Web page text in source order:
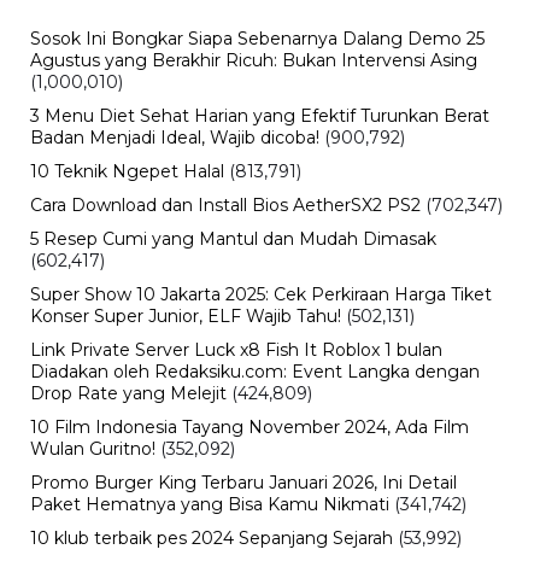
BERITA TERBARU
Viral
Belasan Penumpang, Polisi Tetapkan
Dua Tersangka
Kamis, 6 Agu 2026 - 15:46 WIB
Viral
Sarwendah Disebut Setia Dampingi
Ruben Onsu Saat Kondisi Kritis, Ini
Kabar Terbarunya
Kamis, 6 Agu 2026 - 15:25 WIB
Sejarah
Cara Ikut Upacara Kemerdekaan di
Istana 17 Agustus 2026, Syarat dan
Link Pendaftaran
Kamis, 6 Agu 2026 - 15:19 WIB
Keuangan